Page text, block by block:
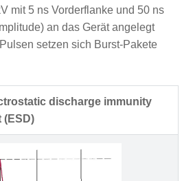
mit 5 ns Vorderflanke und 50 ns
an das Gerät angelegt
setzen sich Burst-Pakete
discharge immunity
(ESD)